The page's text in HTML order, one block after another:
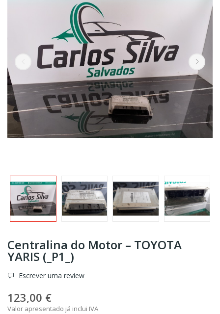
Centralina do Motor – TOYOTA
YARIS (_P1_)
Escrever uma review
123,00 €
Valor apresentado já inclui IVA